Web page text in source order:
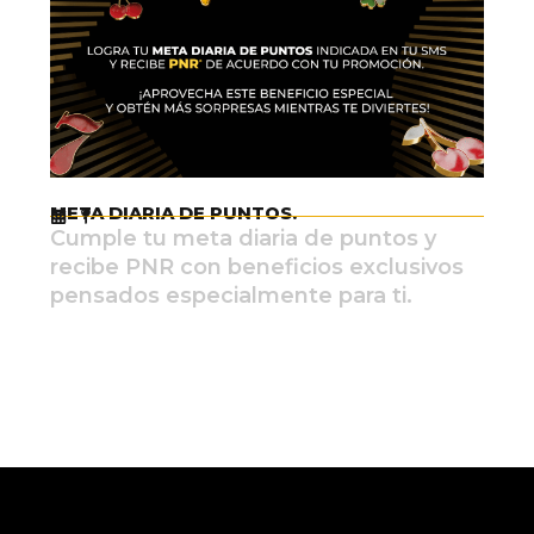
META DIARIA DE PUNTOS.
Cumple tu meta diaria de puntos y
recibe PNR con beneficios exclusivos
pensados especialmente para ti.